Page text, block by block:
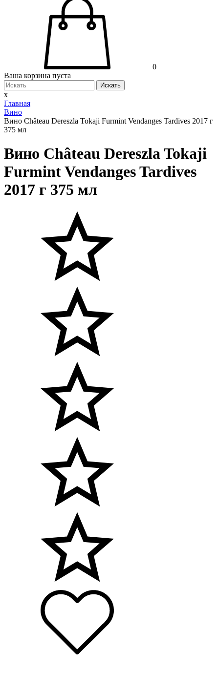
0
Ваша корзина пуста
Искать
x
Главная
Вино
Вино Château Dereszla Tokaji Furmint Vendanges Tardives 2017 г
375 мл
Вино Château Dereszla Tokaji
Furmint Vendanges Tardives
2017 г 375 мл